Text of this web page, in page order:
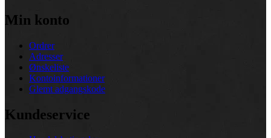
Min konto
Ordrer
Adresser
Ønskeliste
Kontoinformationer
Glemt adgangskode
Kundeservice